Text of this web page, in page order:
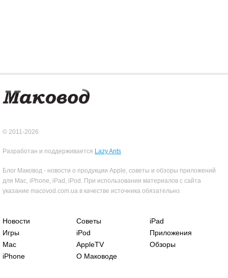
© 2011-2026
Разработан и поддерживается Lazy Ants
Блог Маковод - новости о продукции Apple, советы и обзоры приложений
для Mac, iPhone, iPad, iPod. При использовании материалов с сайта
указание macovod.com.ua в качестве источника обязательно.
Новости Советы
iPad
Игры
iPod
Приложения
Mac
AppleTV
Обзоры
iPhone
О Маководе